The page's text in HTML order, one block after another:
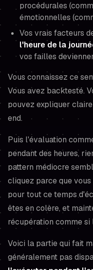
procédurales
émotionnelles
Vos vrais facteurs
l'heure de la
vos failles
Vous connaissez ce
Vous avez backtesté.
pouvez expliquer
end.
Puis l'évaluation
pendant des heures,
pattern médiocre
cliquez parce que
pour tout ce temps
êtes en colère, et
récupération comme
Voici la partie qui fait
généralement pas